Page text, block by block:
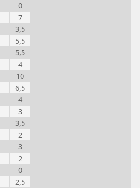
0
7
3,5
5,5
5,5
4
10
6,5
4
3
3,5
2
3
2
0
2,5